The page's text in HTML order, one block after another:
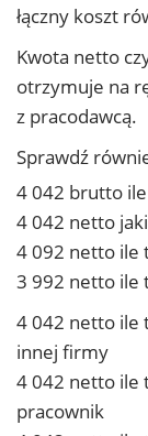
łączny koszt
Kwota netto
otrzymuje na
z pracodawcą.
Sprawdź
4 042 brutto
4 042 netto
4 092 netto ile
3 992 netto ile
4 042 netto ile
innej firmy
4 042 netto ile
pracownik